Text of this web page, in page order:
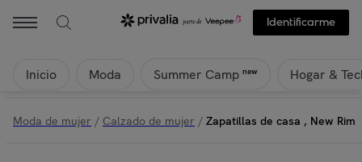
Identificarme
Inicio Moda Summer Camp new Hogar &
Moda de mujer / Calzado de mujer / Zapatillas de casa , New Rim